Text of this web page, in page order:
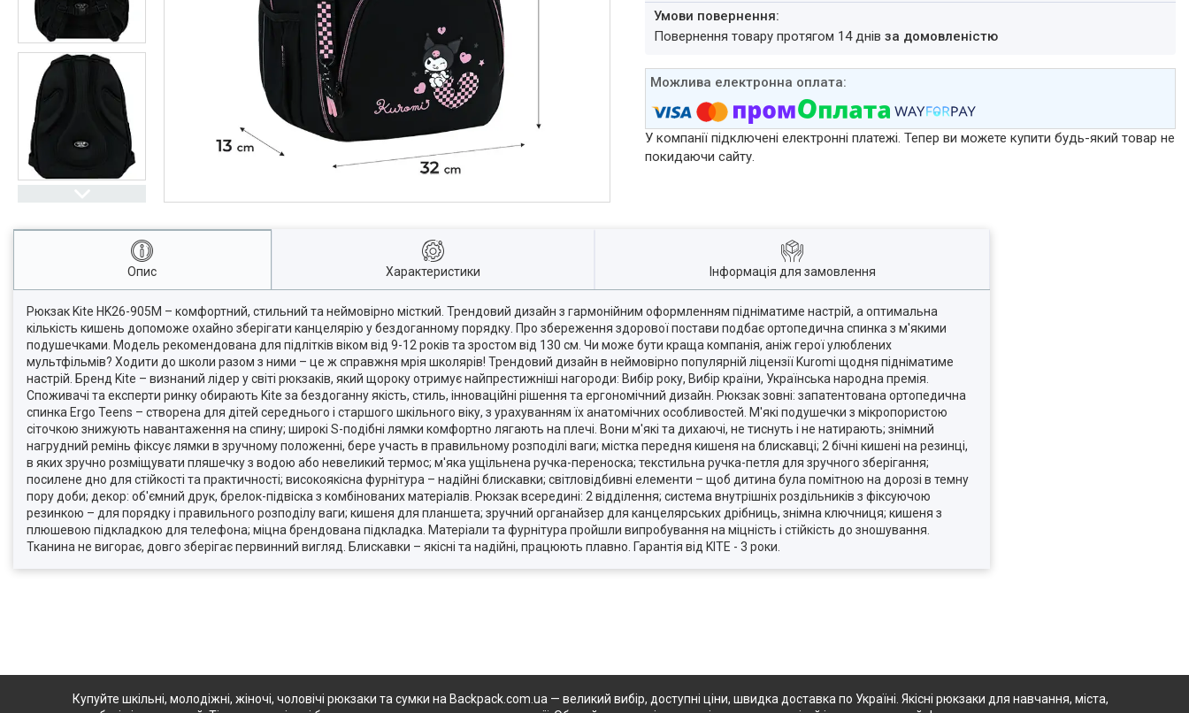
повернення товару протягом 14 днівза домовленістю
У компанії підключені електронні платежі. Тепер ви можете купити будь-який товар не
покидаючи сайту.
Опис Характеристики Інформація для замовлення
Рюкзак Kite HK26-905M – комфортний, стильний та неймовірно місткий. Трендовий дизайн з гармонійним оформленням підніматиме настрій, а оптимальна
кількість кишень допоможе охайно зберігати канцелярію у бездоганному порядку. Про збереження здорової постави подбає ортопедична спинка з м'якими
подушечками. Модель рекомендована для підлітків віком від 9-12 років та зростом від 130 см. Чи може бути краща компанія, аніж герої улюблених
мультфільмів? Ходити до школи разом з ними – це ж справжня мрія школярів! Трендовий дизайн в неймовірно популярній ліцензії Kuromi щодня підніматиме
настрій. Бренд Kite – визнаний лідер у світі рюкзаків, який щороку отримує найпрестижніші нагороди: Вибір року, Вибір країни, Українська народна премія.
Споживачі та експерти ринку обирають Kite за бездоганну якість, стиль, інноваційні рішення та ергономічний дизайн. Рюкзак зовні: запатентована ортопедична
спинка Ergo Teens – створена для дітей середнього і старшого шкільного віку, з урахуванням їх анатомічних особливостей. М'які подушечки з мікропористою
сіточкою знижують навантаження на спину; широкі S-подібні лямки комфортно лягають на плечі. Вони м'які та дихаючі, не тиснуть і не натирають; знімний
нагрудний ремінь фіксує лямки в зручному положенні, бере участь в правильному розподілі ваги; містка передня кишеня на блискавці; 2 бічні кишені на резинці,
в яких зручно розміщувати пляшечку з водою або невеликий термос; м'яка ущільнена ручка-переноска; текстильна ручка-петля для зручного зберігання;
посилене дно для стійкості та практичності; високоякісна фурнітура – надійні блискавки; світловідбивні елементи – щоб дитина була помітною на дорозі в темну
пору доби; декор: об'ємний друк, брелок-підвіска з комбінованих матеріалів. Рюкзак всередині: 2 відділення; система внутрішніх роздільників з фіксуючою
резинкою – для порядку і правильного розподілу ваги; кишеня для планшета; зручний органайзер для канцелярських дрібниць, знімна ключниця; кишеня з
плюшевою підкладкою для телефона; міцна брендована підкладка. Матеріали та фурнітура пройшли випробування на міцність і стійкість до зношування.
Тканина не вигорає, довго зберігає первинний вигляд. Блискавки – якісні та надійні, працюють плавно. Гарантія від KITE - 3 роки.
Купуйте шкільні, молодіжні, жіночі, чоловічі рюкзаки та сумки на Backpack.com.ua — великий вибір, доступні ціни, швидка доставка по Україні. Якісні рюкзаки для навчання, міста,